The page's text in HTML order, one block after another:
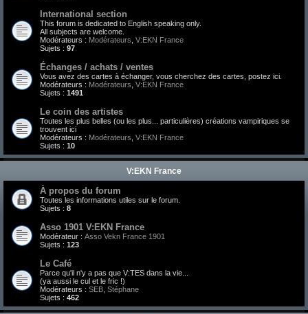
International section
This forum is dedicated to English speaking only.
All subjects are welcome.
Modérateurs : Modérateurs V:EKN France
Sujets : 97
Échanges / achats / ventes
Vous avez des cartes à échanger, vous cherchez des cartes, postez ici.
Modérateurs : Modérateurs V:EKN France
Sujets : 1491
Le coin des artistes
Toutes les plus belles (ou les plus... particulières) créations vampiriques se
trouvent ici
Modérateurs : Modérateurs V:EKN France
Sujets : 10
V:EKN France
À propos du forum
Toutes les informations utiles sur le forum.
Sujets : 8
Asso 1901 V:EKN France
Modérateur : Asso Vekn France 1901
Sujets : 123
Le Café
Parce qu'il n'y a pas que V:TES dans la vie...
(ya aussi le cul et le fric !)
Modérateurs : SEB Stéphane
Sujets : 462